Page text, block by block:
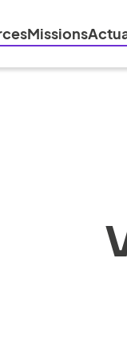
Missions